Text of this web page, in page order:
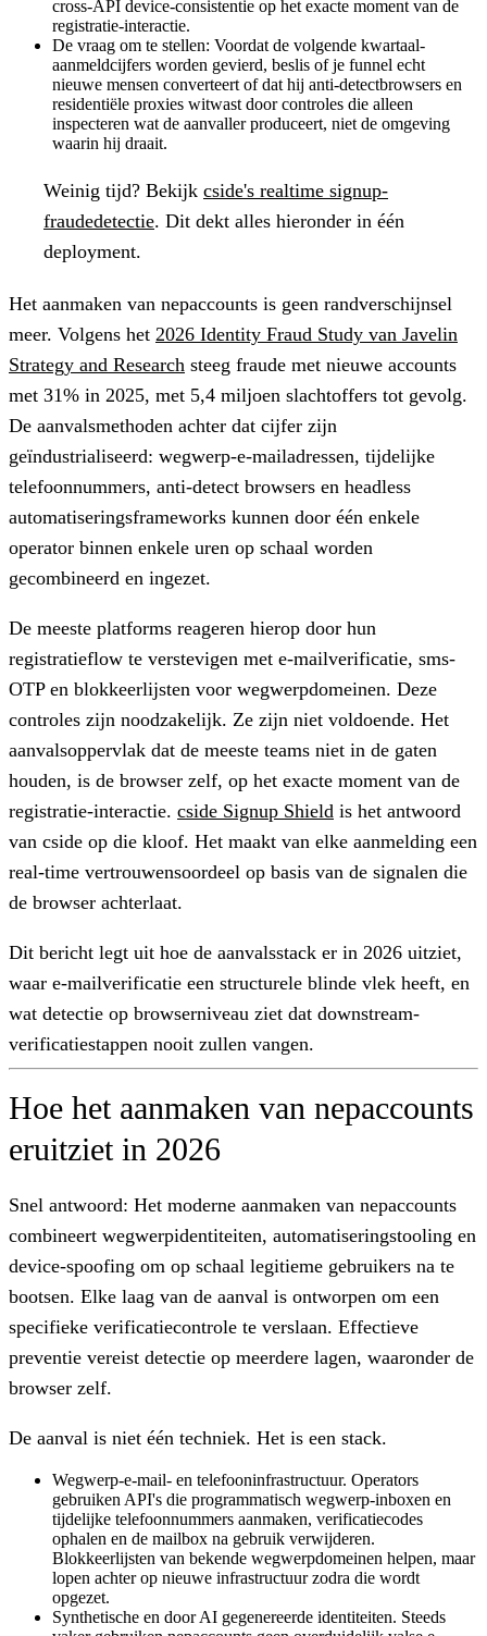
cross-API device-consistentie op het exacte moment van de
registratie-interactie.
De vraag om te stellen: Voordat de volgende kwartaal-
aanmeldcijfers worden gevierd, beslis of je funnel echt
nieuwe mensen converteert of dat hij anti-detectbrowsers en
residentiële proxies witwast door controles die alleen
inspecteren wat de aanvaller produceert, niet de omgeving
waarin hij draait.
Weinig tijd? Bekijk cside's realtime signup-
fraudedetectie. Dit dekt alles hieronder in één
deployment.
Het aanmaken van nepaccounts is geen randverschijnsel
meer. Volgens het 2026 Identity Fraud Study van Javelin
Strategy and Research steeg fraude met nieuwe accounts
met 31% in 2025, met 5,4 miljoen slachtoffers tot gevolg.
De aanvalsmethoden achter dat cijfer zijn
geïndustrialiseerd: wegwerp-e-mailadressen, tijdelijke
telefoonnummers, anti-detect browsers en headless
automatiseringsframeworks kunnen door één enkele
operator binnen enkele uren op schaal worden
gecombineerd en ingezet.
De meeste platforms reageren hierop door hun
registratieflow te verstevigen met e-mailverificatie, sms-
OTP en blokkeerlijsten voor wegwerpdomeinen. Deze
controles zijn noodzakelijk. Ze zijn niet voldoende. Het
aanvalsoppervlak dat de meeste teams niet in de gaten
houden, is de browser zelf, op het exacte moment van de
registratie-interactie. cside Signup Shield is het antwoord
van cside op die kloof. Het maakt van elke aanmelding een
real-time vertrouwensoordeel op basis van de signalen die
de browser achterlaat.
Dit bericht legt uit hoe de aanvalsstack er in 2026 uitziet,
waar e-mailverificatie een structurele blinde vlek heeft, en
wat detectie op browserniveau ziet dat downstream-
verificatiestappen nooit zullen vangen.
Hoe het aanmaken van nepaccounts
eruitziet in 2026
Snel antwoord: Het moderne aanmaken van nepaccounts
combineert wegwerpidentiteiten, automatiseringstooling en
device-spoofing om op schaal legitieme gebruikers na te
bootsen. Elke laag van de aanval is ontworpen om een
specifieke verificatiecontrole te verslaan. Effectieve
preventie vereist detectie op meerdere lagen, waaronder de
browser zelf.
De aanval is niet één techniek. Het is een stack.
Wegwerp-e-mail- en telefooninfrastructuur. Operators
gebruiken API's die programmatisch wegwerp-inboxen en
tijdelijke telefoonnummers aanmaken, verificatiecodes
ophalen en de mailbox na gebruik verwijderen.
Blokkeerlijsten van bekende wegwerpdomeinen helpen, maar
lopen achter op nieuwe infrastructuur zodra die wordt
opgezet.
Synthetische en door AI gegenereerde identiteiten. Steeds